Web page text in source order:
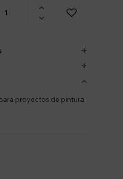


proyectos de pintura